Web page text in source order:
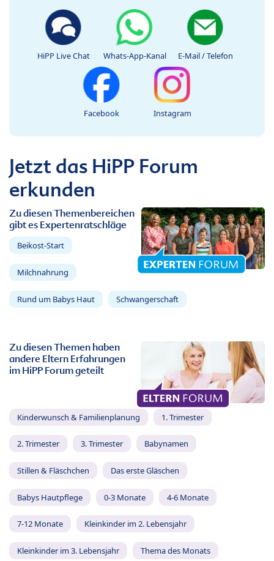
HiPP Live Chat Whats-App-Kanal E-Mail / Telefon
Facebook Instagram
Jetzt das HiPP Forum
erkunden
Zu diesen Themenbereichen
gibt es Expertenratschläge
Beikost-Start
Milchnahrung
Rund um Babys Haut Schwangerschaft
Zu diesen Themen haben
andere Eltern Erfahrungen
im HiPP Forum geteilt
Kinderwunsch & Familienplanung 1. Trimester
2. Trimester 3. Trimester Babynamen
Stillen & Fläschchen Das erste Gläschen
Babys Hautpflege 0-3 Monate 4-6 Monate
7-12 Monate Kleinkinder im 2. Lebensjahr
Kleinkinder im 3. Lebensjahr Thema des Monats